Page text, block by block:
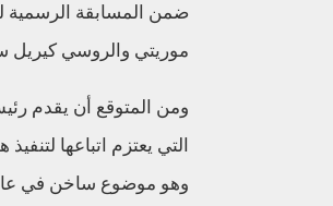
ضمن المسابقة الرسمية
موريتي والروسي كيريل
ومن المتوقع أن يقدم
التي يعتزم اتباعها
وهو موضوع ساخن في عالم